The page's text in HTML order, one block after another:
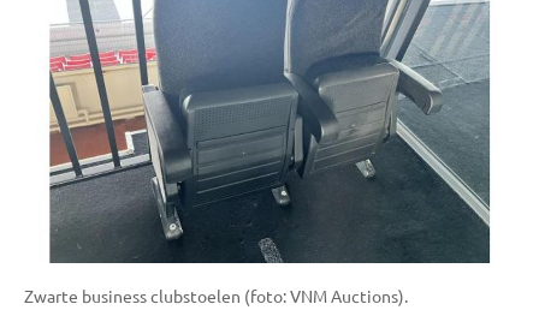
Zwarte business clubstoelen (foto: VNM Auctions).